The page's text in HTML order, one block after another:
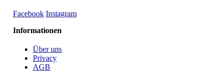
Facebook Instagram
Informationen
Über uns
Privacy
AGB